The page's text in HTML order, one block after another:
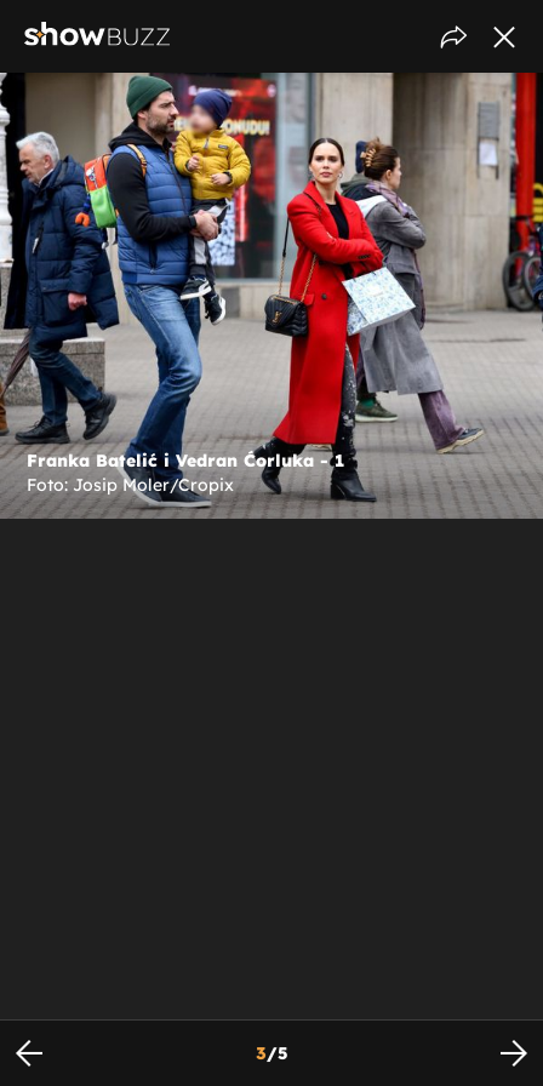
Franka Batelić i Vedran Ćorluka - 1
Foto: Josip Moler/Cropix
3/5